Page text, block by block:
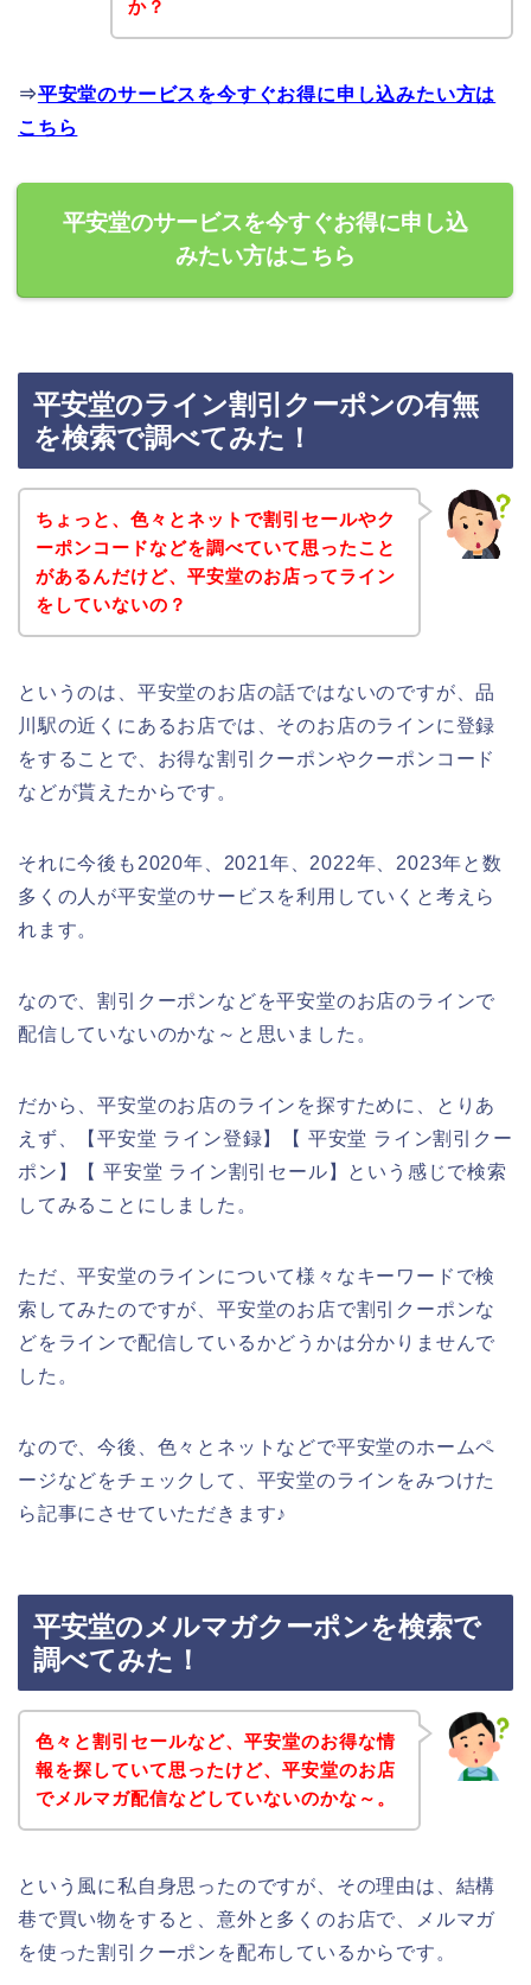
か？
⇒平安堂のサービスを今すぐお得に申し込みたい方は
こちら
平安堂のサービスを今すぐお得に申し込
みたい方はこちら
平安堂のライン割引クーポンの有無
を検索で調べてみた！
ちょっと、色々とネットで割引セールやク
ーポンコードなどを調べていて思ったこと
があるんだけど、平安堂のお店ってライン
をしていないの？
というのは、平安堂のお店の話ではないのですが、品
川駅の近くにあるお店では、そのお店のラインに登録
をすることで、お得な割引クーポンやクーポンコード
などが貰えたからです。
それに今後も2020年、2021年、2022年、2023年と数
多くの人が平安堂のサービスを利用していくと考えら
れます。
なので、割引クーポンなどを平安堂のお店のラインで
配信していないのかな～と思いました。
だから、平安堂のお店のラインを探すために、とりあ
えず、【平安堂 ライン登録】【 平安堂 ライン割引クー
ポン】【 平安堂 ライン割引セール】という感じで検索
してみることにしました。
ただ、平安堂のラインについて様々なキーワードで検
索してみたのですが、平安堂のお店で割引クーポンな
どをラインで配信しているかどうかは分かりませんで
した。
なので、今後、色々とネットなどで平安堂のホームペ
ージなどをチェックして、平安堂のラインをみつけた
ら記事にさせていただきます♪
平安堂のメルマガクーポンを検索で
調べてみた！
色々と割引セールなど、平安堂のお得な情
報を探していて思ったけど、平安堂のお店
でメルマガ配信などしていないのかな～。
という風に私自身思ったのですが、その理由は、結構
巷で買い物をすると、意外と多くのお店で、メルマガ
を使った割引クーポンを配布しているからです。